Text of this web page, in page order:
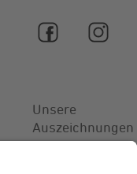
Unsere
Auszeichnungen